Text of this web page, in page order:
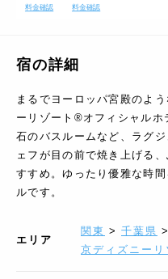
料金確認 料金確認
宿の詳細
まるでヨーロッパ宮殿のよ
ーリゾート®オフィシャルホ
石のバスルームなど、ラグ
ェフが目の前で焼き上げる
すすめ。ゆったり優雅な時
ルです。
エリア
関東 > 千葉県 >
京ディズニーリ